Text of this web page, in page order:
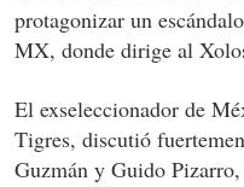
protagonizar un
MX, donde dirige al
El exseleccionador de
Tigres, discutió
Guzmán y Guido